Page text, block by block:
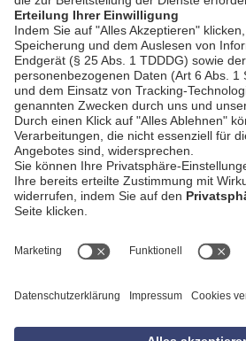
AGB
Datenschutzerklärung
Empfang